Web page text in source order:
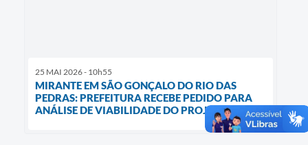
25 MAI 2026 - 10h55
MIRANTE EM SÃO GONÇALO DO RIO DAS
PEDRAS: PREFEITURA RECEBE PEDIDO PARA
ANÁLISE DE VIABILIDADE DO PROJETO!